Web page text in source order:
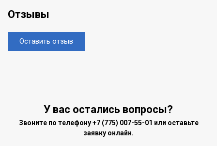
Отзывы
Оставить отзыв
У вас остались вопросы?
Звоните по телефону+7 (775) 007-55-01 или оставьте
заявку онлайн.